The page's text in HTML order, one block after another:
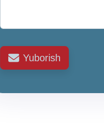
Yuborish